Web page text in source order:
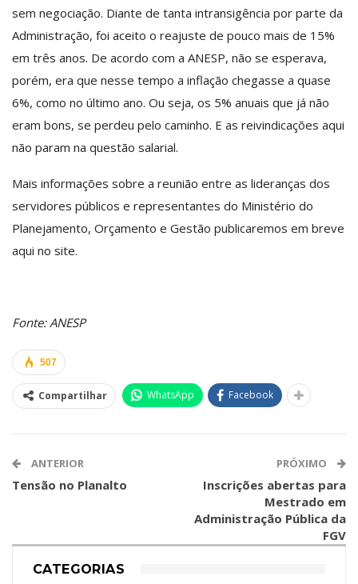
sem negociação. Diante de tanta intransigência por parte da
Administração, foi aceito o reajuste de pouco mais de 15%
em três anos. De acordo com a ANESP, não se esperava,
porém, era que nesse tempo a inflação chegasse a quase
6%, como no último ano. Ou seja, os 5% anuais que já não
eram bons, se perdeu pelo caminho. E as reivindicações aqui
não param na questão salarial.
Mais informações sobre a reunião entre as lideranças dos
servidores públicos e representantes do Ministério do
Planejamento, Orçamento e Gestão publicaremos em breve
aqui no site.
Fonte: ANESP
507
Compartilhar WhatsApp Facebook
ANTERIOR
Tensão no Planalto
PRÓXIMO
Inscrições abertas para
Mestrado em
Administração Pública da
FGV
CATEGORIAS